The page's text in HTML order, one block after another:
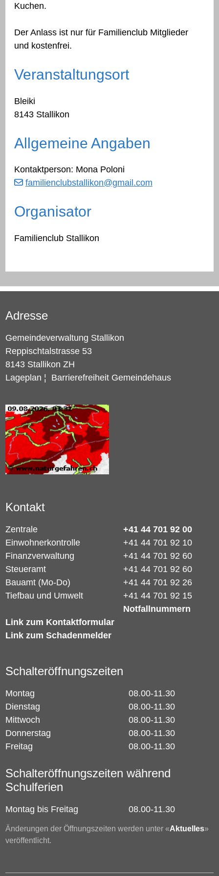
Kuchen.
​Der Anlass ist nur für Familienclub Mitglieder
und kostenfrei.
Veranstaltungsort
Bleiki
8143 Stallikon
Allgemeine Angaben
Kontaktperson: Mona Poloni
familienclubstallikon@gmail.com
Organisator
Familienclub Stallikon
Adresse
Gemeindeverwaltung Stallikon
Reppischtalstrasse 53
8143 Stallikon ZH
Lageplan ¦ Barrierefreiheit Gemeindehaus
Kontakt
Zentrale
+41 44 701 92 00
Einwohnerkontrolle
+41 44 701 92 10
Finanzverwaltung
+41 44 701 92 60
Steueramt
+41 44 701 92 60
Bauamt (Mo-Do)
+41 44 701 92 26
Tiefbau und Umwelt
Link zum Kontaktformular
Link zum Schadenmelder
+41 44 701 92 15
Notfallnummern
Schalteröffnungszeiten
Montag
08.00-11.30
Dienstag
08.00-11.30
Mittwoch
08.00-11.30
Donnerstag
08.00-11.30
Freitag
08.00-11.30
Schalteröffnungszeiten während
Schulferien
Montag bis Freitag 08.00-11.30
Änderungen der Öffnungszeiten werden unter «Aktuelles»
veröffentlicht.